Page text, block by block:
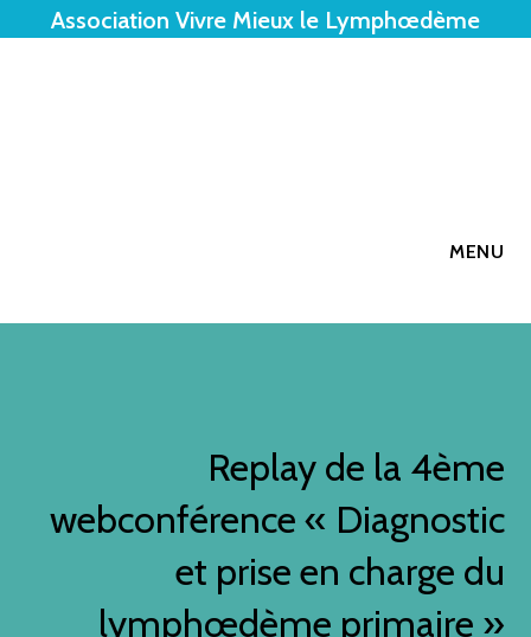
Association Vivre Mieux le Lymphœdème
MENU
Replay de la 4ème
webconférence « Diagnostic
et prise en charge du
lymphœdème primaire »